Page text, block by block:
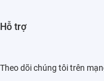
Tìm nhà phân phối
EZVIZ Green
Hỗ trợ
Tải về
Theo dõi chúng tôi trên